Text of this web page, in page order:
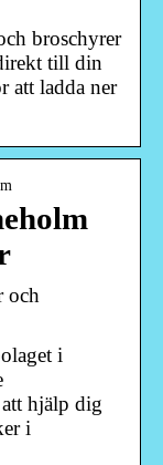
broschyrer
till din
att ladda ner
och
i
hjälp dig
i